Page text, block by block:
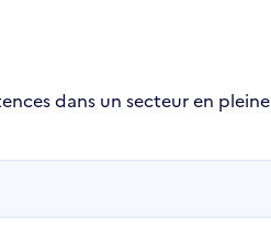
dans un secteur en pleine